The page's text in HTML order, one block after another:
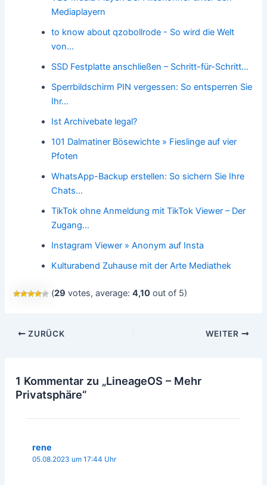
Mediaplayern
to know about qzobollrode - So wird die Welt
von…
SSD Festplatte anschließen – Schritt-für-Schritt…
Sperrbildschirm PIN vergessen: So entsperren Sie
Ihr…
Ist Archivebate legal?
101 Dalmatiner Bösewichte » Fieslinge auf vier
Pfoten
WhatsApp-Backup erstellen: So sichern Sie Ihre
Chats…
TikTok ohne Anmeldung mit TikTok Viewer – Der
Zugang…
Instagram Viewer » Anonym auf Insta
Kulturabend Zuhause mit der Arte Mediathek
(29 votes, average:4,10 out of 5)
Beitragsnavigation
ZURÜCK WEITER
1 Kommentar zu „LineageOS – Mehr
Privatsphäre“
rene
05.08.2023 um 17:44 Uhr